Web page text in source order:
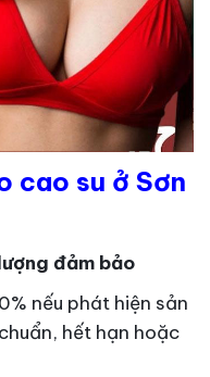
cao su ở Sơn
đảm bảo
nếu phát hiện sản
hết hạn hoặc